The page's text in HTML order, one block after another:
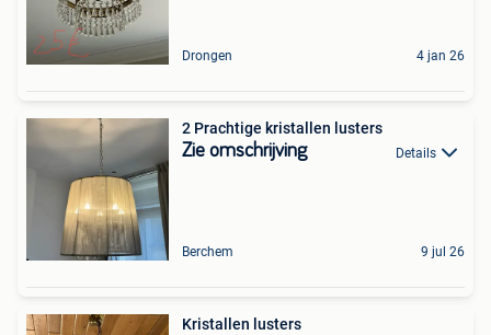
Drongen 4 jan 26
2 Prachtige kristallen lusters
Zie omschrijving Details
Berchem 9 jul 26
Kristallen lusters